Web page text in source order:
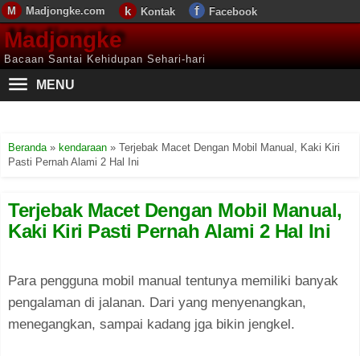
Madjongke.com Kontak Facebook
Madjongke
Bacaan Santai Kehidupan Sehari-hari
MENU
Beranda» kendaraan » Terjebak Macet Dengan Mobil Manual, Kaki Kiri
Pasti Pernah Alami 2 Hal Ini
Terjebak Macet Dengan Mobil Manual,
Kaki Kiri Pasti Pernah Alami 2 Hal Ini
Para pengguna mobil manual tentunya memiliki banyak
pengalaman di jalanan. Dari yang menyenangkan,
menegangkan, sampai kadang jga bikin jengkel.